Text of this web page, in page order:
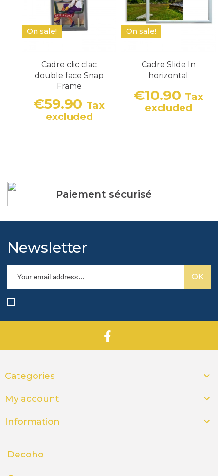
On sale!
Cadre clic clac
double face Snap
Frame
Price
€59.90 Tax
excluded
On sale!
Cadre Slide In
horizontal
Price
€10.90 Tax
excluded
Paiement sécurisé
Newsletter
Categories 
My account 
Information 
Decoho